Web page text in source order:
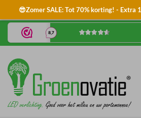
😎Zomer SALE: Tot 70% korting! - Extra